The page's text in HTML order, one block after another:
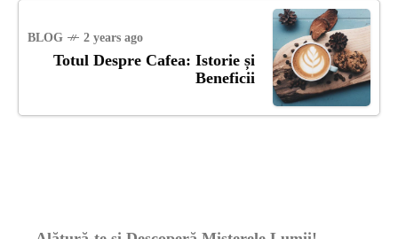
BLOG 2 years ago
Totul Despre Cafea: Istorie și
Beneficii